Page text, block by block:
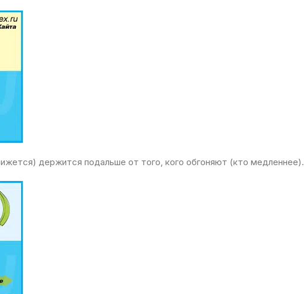
держится подальше от того, кого обгоняют (кто медленнее).